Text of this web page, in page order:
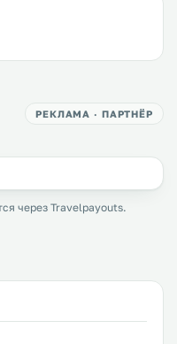
РЕКЛАМА · ПАРТНЁР
через Travelpayouts.